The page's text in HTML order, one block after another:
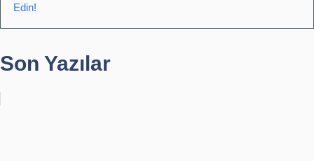
Edin!
Son Yazılar